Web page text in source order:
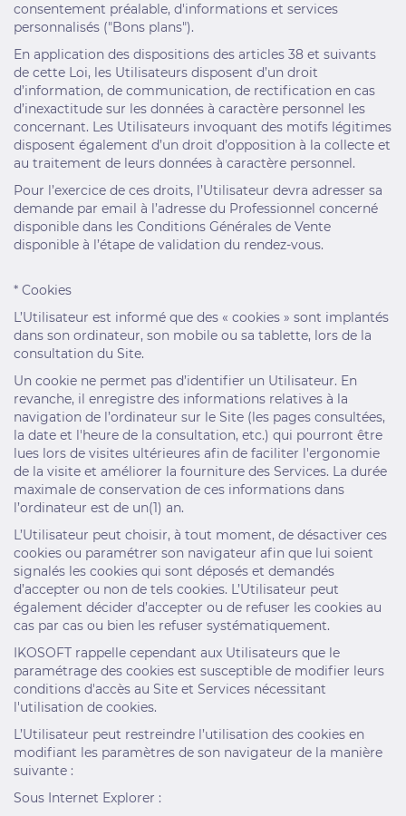
consentement préalable, d'informations et services
personnalisés ("Bons plans").
En application des dispositions des articles 38 et suivants
de cette Loi, les Utilisateurs disposent d’un droit
d’information, de communication, de rectification en cas
d’inexactitude sur les données à caractère personnel les
concernant. Les Utilisateurs invoquant des motifs légitimes
disposent également d’un droit d’opposition à la collecte et
au traitement de leurs données à caractère personnel.
Pour l’exercice de ces droits, l’Utilisateur devra adresser sa
demande par email à l’adresse du Professionnel concerné
disponible dans les Conditions Générales de Vente
disponible à l’étape de validation du rendez-vous.
* Cookies
L’Utilisateur est informé que des « cookies » sont implantés
dans son ordinateur, son mobile ou sa tablette, lors de la
consultation du Site.
Un cookie ne permet pas d’identifier un Utilisateur. En
revanche, il enregistre des informations relatives à la
navigation de l’ordinateur sur le Site (les pages consultées,
la date et l'heure de la consultation, etc.) qui pourront être
lues lors de visites ultérieures afin de faciliter l'ergonomie
de la visite et améliorer la fourniture des Services. La durée
maximale de conservation de ces informations dans
l’ordinateur est de un(1) an.
L’Utilisateur peut choisir, à tout moment, de désactiver ces
cookies ou paramétrer son navigateur afin que lui soient
signalés les cookies qui sont déposés et demandés
d’accepter ou non de tels cookies. L’Utilisateur peut
également décider d’accepter ou de refuser les cookies au
cas par cas ou bien les refuser systématiquement.
IKOSOFT rappelle cependant aux Utilisateurs que le
paramétrage des cookies est susceptible de modifier leurs
conditions d'accès au Site et Services nécessitant
l'utilisation de cookies.
L’Utilisateur peut restreindre l’utilisation des cookies en
modifiant les paramètres de son navigateur de la manière
suivante :
Sous Internet Explorer :